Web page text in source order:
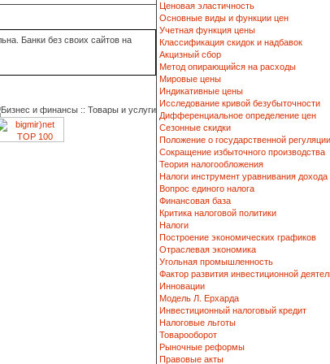
Банки без своих сайтов на
Ценовая эластичность
Основные виды и функции цен
Учетная функция цены
Классификация скидок и надбавок
Акцизный сбор
Метод опирающийся на расходы
Мировые цены
Индикативные цены
Исследование кривой безубыточности
Дифференциальное определение цен
Сезонные скидки
Положение о государственной регуляции
Сокращение избыточного производства
Теория налогообложения
Налоги инструмент уравнивания дохода
Вопрос единого налога
Финансовая база
Критика налоговой политики
Налоги
Построение экономических графиков
Отраслевая экономика
Угольная промышленность
Фактор развития инвестиционной
Инновации
Модель Л. Ерхарда
Инвестиционный налоговый кредит
Налоговые льготы
Товарооборот
Рыночные реформы
Правовые акты